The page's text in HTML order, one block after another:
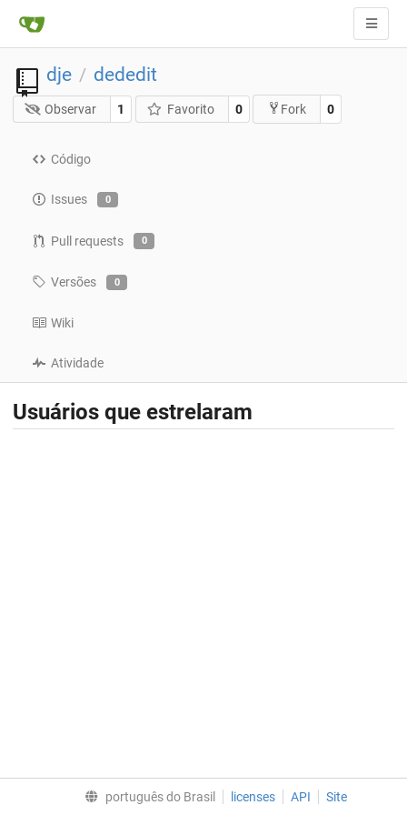
dje / dededit
Observar 1 Favorito 0 Fork 0
Código
Issues 0
Pull requests 0
Versões 0
Wiki
Atividade
Usuários que estrelaram
português do Brasil licenses API Site